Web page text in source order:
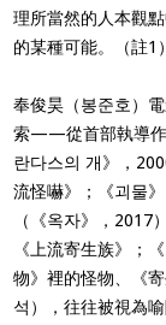
理所當然的人本觀
的某種可能。（註1）
奉俊昊（봉준호）
索——從首部執導作
란다스의 개》，
流怪嚇》；《괴물
（《옥자》，2017
《上流寄生族》；
物》裡的怪物、《
석），往往被視為